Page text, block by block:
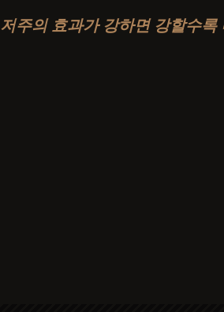
저주의 효과가 강하면 강할수록